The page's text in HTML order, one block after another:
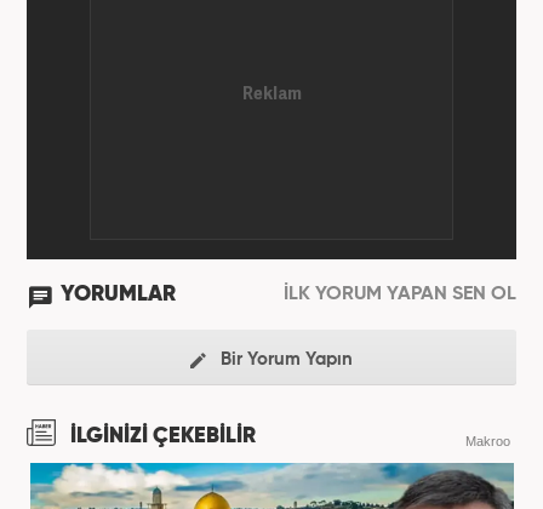
YORUMLAR İLK YORUM YAPAN SEN OL
Bir Yorum Yapın
İLGİNİZİ ÇEKEBİLİR Makroo